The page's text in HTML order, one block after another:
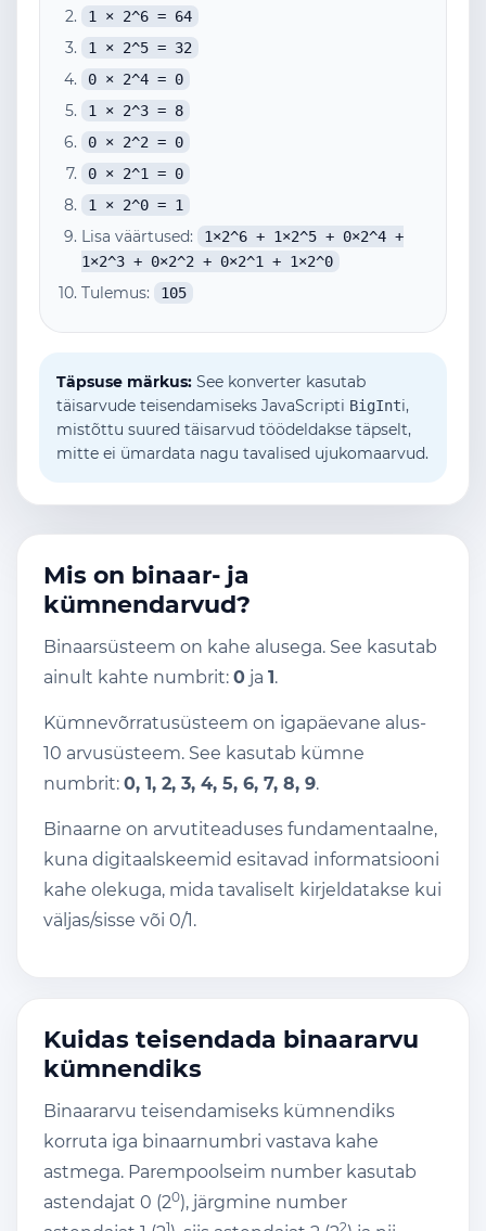
1 × 2^6 = 64
1 × 2^5 = 32
0 × 2^4 = 0
1 × 2^3 = 8
0 × 2^2 = 0
0 × 2^1 = 0
1 × 2^0 = 1
Lisa väärtused:
1×2^6 + 1×2^5 + 0×2^4 +
1×2^3 + 0×2^2 + 0×2^1 + 1×2^0
Tulemus: 105
Täpsuse märkus: See konverter kasutab
täisarvude teisendamiseks JavaScripti BigInti,
mistõttu suured täisarvud töödeldakse täpselt,
mitte ei ümardata nagu tavalised ujukomaarvud.
Mis on binaar- ja
kümnendarvud?
Binaarsüsteem on kahe alusega. See kasutab
ainult kahte numbrit: 0 ja 1.
Kümnevõrratusüsteem on igapäevane alus-
10 arvusüsteem. See kasutab kümne
numbrit: 0, 1, 2, 3, 4, 5, 6, 7, 8, 9.
Binaarne on arvutiteaduses fundamentaalne,
kuna digitaalskeemid esitavad informatsiooni
kahe olekuga, mida tavaliselt kirjeldatakse kui
väljas/sisse või 0/1.
Kuidas teisendada binaararvu
kümnendiks
Binaararvu teisendamiseks kümnendiks
korruta iga binaarnumbri vastava kahe
astmega. Parempoolseim number kasutab
astendajat 0 (20), järgmine number
1 2